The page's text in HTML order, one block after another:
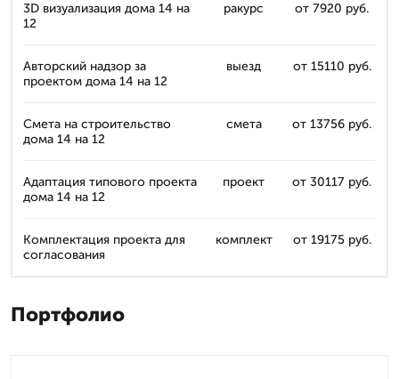
3D визуализация дома 14 на
12
ракурс от 7920 руб.
Авторский надзор за
проектом дома 14 на 12
выезд от 15110 руб.
Смета на строительство
дома 14 на 12
смета от 13756 руб.
Адаптация типового проекта
дома 14 на 12
проект от 30117 руб.
Комплектация проекта для
согласования
комплект от 19175 руб.
Портфолио